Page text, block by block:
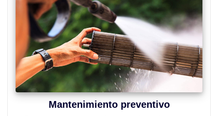
Mantenimiento preventivo